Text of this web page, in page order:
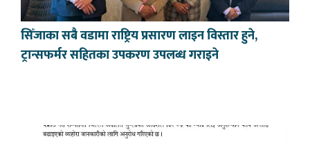
सिँजाका सबै वडामा राष्ट्रिय प्रसारण लाइन विस्तार हुने,
ट्रान्सफर्मर सहितका उपकरण उपलब्ध गराइने